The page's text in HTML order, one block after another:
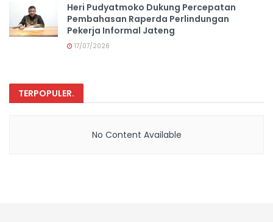
Heri Pudyatmoko Dukung Percepatan
Pembahasan Raperda Perlindungan
Pekerja Informal Jateng
17/07/2026
TERPOPULER.
No Content Available